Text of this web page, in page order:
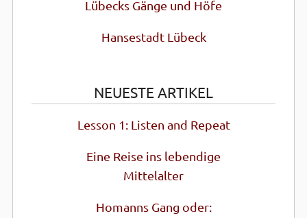
Lübecks Gänge und Höfe
Hansestadt Lübeck
NEUESTE ARTIKEL
Lesson 1: Listen and Repeat
Eine Reise ins lebendige
Mittel­alter
Homanns Gang oder: